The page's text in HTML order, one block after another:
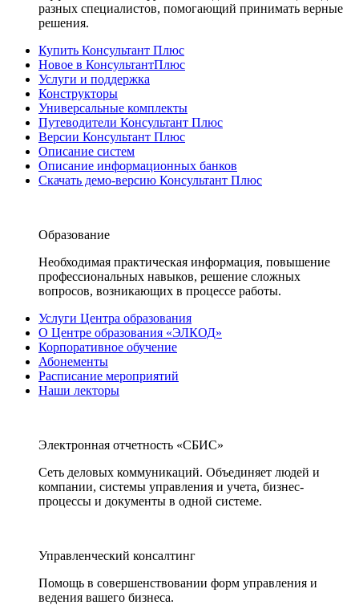
разных специалистов, помогающий принимать верные
решения.
Купить Консультант Плюс
Новое в КонсультантПлюс
Услуги и поддержка
Конструкторы
Универсальные комплекты
Путеводители Консультант Плюс
Версии Консультант Плюс
Описание систем
Описание информационных банков
Скачать демо-версию Консультант Плюс
Образование
Необходимая практическая информация, повышение
профессиональных навыков, решение сложных
вопросов, возникающих в процессе работы.
Услуги Центра образования
О Центре образования «ЭЛКОД»
Корпоративное обучение
Абонементы
Расписание мероприятий
Наши лекторы
Электронная отчетность «СБИС»
Сеть деловых коммуникаций. Объединяет людей и
компании, системы управления и учета, бизнес-
процессы и документы в одной системе.
Управленческий консалтинг
Помощь в совершенствовании форм управления и
ведения вашего бизнеса.